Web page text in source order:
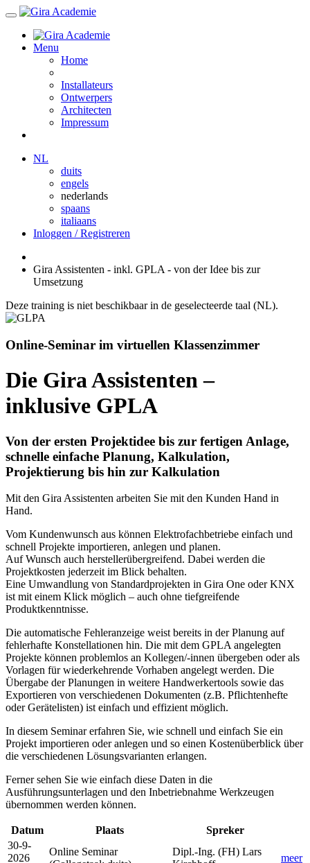
Menu
Home
Installateurs
Ontwerpers
Architecten
Impressum
NL
duits
engels
nederlands
spaans
italiaans
Inloggen / Registreren
Gira Assistenten - inkl. GPLA - von der Idee bis zur
Umsetzung
Deze training is niet beschikbaar in de geselecteerde taal (NL).
Online-Seminar im virtuellen Klassenzimmer
Die Gira Assistenten –
inklusive GPLA
Von der ersten Projektidee bis zur fertigen Anlage,
schnelle einfache Planung, Kalkulation,
Projektierung bis hin zur Kalkulation
Mit den Gira Assistenten arbeiten Sie mit den Kunden Hand in
Hand.
Vom Kundenwunsch aus können Elektrofachbetriebe einfach und
schnell Projekte importieren, anlegen und planen.
Auf Wunsch auch herstellerübergreifend. Dabei werden die
Projektkosten jederzeit im Blick behalten.
Eine Umwandlung von Standardprojekten in Gira One oder KNX
ist mit einem Klick möglich – auch ohne tiefgreifende
Produktkenntnisse.
Die automatische Fehleranzeige weist bereits in der Planung auf
fehlerhafte Konstellationen hin. Die mit dem GPLA angelegten
Projekte können problemlos an Kollegen/-innen übergeben oder als
Vorlagen für wiederkehrende Vorhaben angelegt werden. Die
Übergabe der Planungen in weitere Handwerkertools sowie das
Exportieren von verschiedenen Dokumenten (z.B. Pflichtenhefte
oder Gerätelisten) ist einfach und effizient möglich.
In diesem Seminar erfahren Sie, wie schnell und einfach Sie ein
Projekt importieren oder anlegen und so einen Kostenüberblick über
die verschiedenen Lösungsvarianten erlangen.
Ferner sehen Sie wie einfach diese Daten in die
Ausführungsunterlagen und den Inbetriebnahme Werkzeugen
übernommen werden können.
Datum Plaats
Spreker
30-9-
2026
Online Seminar
Dipl.-Ing. (FH) Lars
meer